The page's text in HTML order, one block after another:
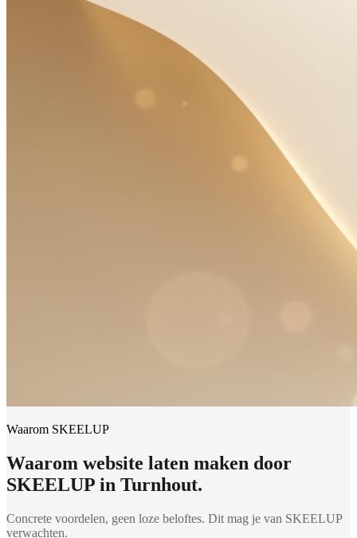
Waarom SKEELUP
Waarom website laten maken door
SKEELUP in Turnhout.
Concrete voordelen, geen loze beloftes. Dit mag je van SKEELUP
verwachten.